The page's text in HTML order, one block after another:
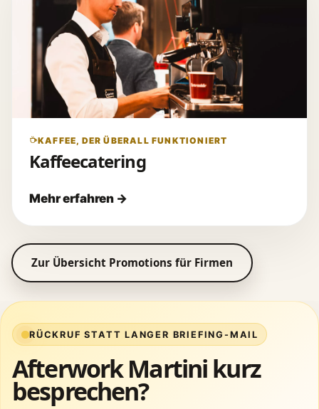
KAFFEE, DER ÜBERALL FUNKTIONIERT
Kaffeecatering
Zur Übersicht Promotions für Firmen
RÜCKRUF STATT LANGER BRIEFING-MAIL
Afterwork Martini kurz
besprechen?